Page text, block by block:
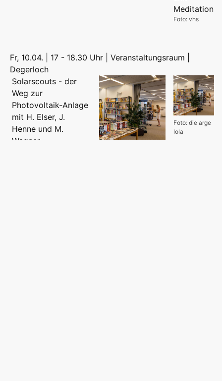
Foto: vhs
Fr, 10.04. | 17 - 18.30 Uhr | Veranstaltungsraum |
Degerloch
Foto: die arge
lola
Solarscouts - der
Weg zur
Photovoltaik-Anlage
mit H. Elser, J.
Henne und M.
Wagner